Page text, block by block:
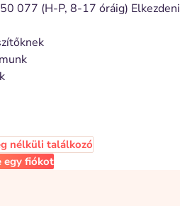
077 (H-P, 8-17 óráig) Elkezdeni
nélküli találkozó
egy fiókot